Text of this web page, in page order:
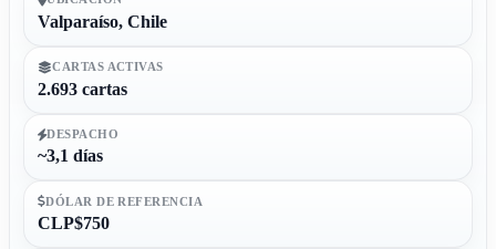
Valparaíso, Chile
CARTAS ACTIVAS
2.693 cartas
DESPACHO
~3,1 días
DÓLAR DE REFERENCIA
CLP$750